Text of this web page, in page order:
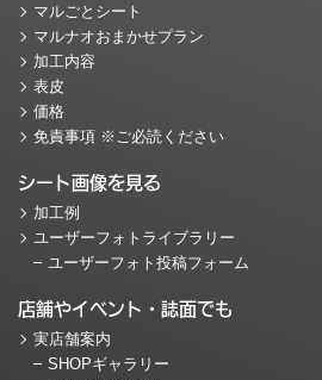
マルごとシート
マルナオおまかせプラン
加工内容
表皮
価格
免責事項 ※ご必読ください
シート画像を見る
加工例
ユーザーフォトライブラリー
ユーザーフォト投稿フォーム
店舗やイベント・誌面でも
実店舗案内
SHOPギャラリー